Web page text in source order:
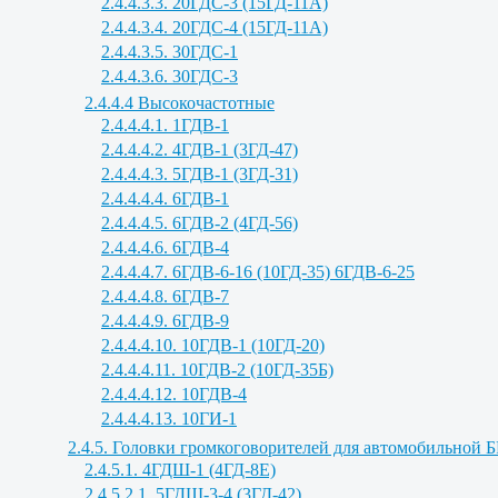
2.4.4.3.4. 20ГДС-4 (15ГД-11А)
2.4.4.3.5. 30ГДС-1
2.4.4.3.6. 30ГДС-3
2.4.4.4 Высокочастотные
2.4.4.4.1. 1ГДВ-1
2.4.4.4.2. 4ГДВ-1 (3ГД-47)
2.4.4.4.3. 5ГДВ-1 (3ГД-31)
2.4.4.4.4. 6ГДВ-1
2.4.4.4.5. 6ГДВ-2 (4ГД-56)
2.4.4.4.6. 6ГДВ-4
2.4.4.4.7. 6ГДВ-6-16 (10ГД-35) 6ГДВ-6-25
2.4.4.4.8. 6ГДВ-7
2.4.4.4.9. 6ГДВ-9
2.4.4.4.10. 10ГДВ-1 (10ГД-20)
2.4.4.4.11. 10ГДВ-2 (10ГД-35Б)
2.4.4.4.12. 10ГДВ-4
2.4.4.4.13. 10ГИ-1
2.4.5. Головки громкоговорителей для автомобильной
2.4.5.1. 4ГДШ-1 (4ГД-8Е)